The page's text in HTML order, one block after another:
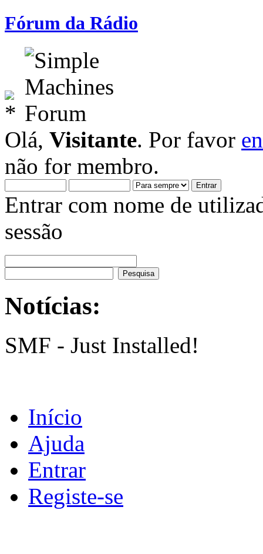
Fórum da Rádio
Olá, Visitante. Por favor
não for membro.
Entrar com nome de
sessão
Notícias:
SMF - Just Installed!
Início
Ajuda
Entrar
Registe-se